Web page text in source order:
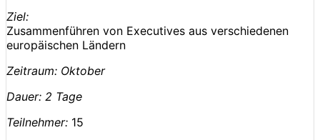
Ziel:
Zusammenführen von Executives aus verschiedenen
europäischen Ländern
Zeitraum: Oktober
Dauer: 2 Tage
Teilnehmer: 15